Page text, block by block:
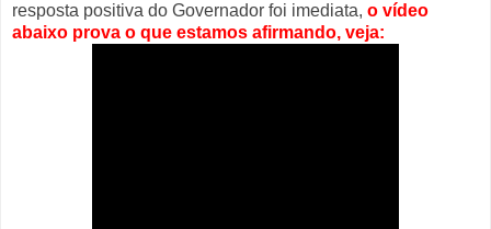
resposta positiva do Governador foi imediata, o vídeo
abaixo prova o que estamos afirmando, veja: